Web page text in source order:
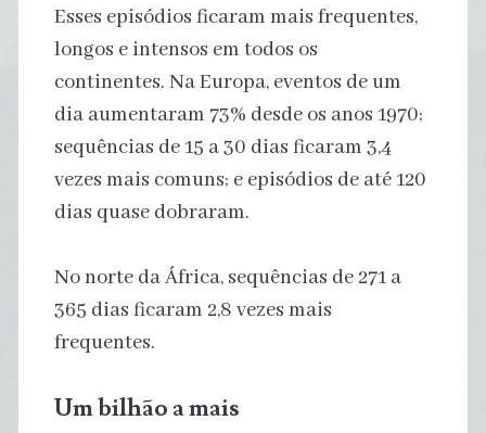
Esses episódios ficaram mais frequentes,
longos e intensos em todos os
continentes. Na Europa, eventos de um
dia aumentaram 73% desde os anos 1970;
sequências de 15 a 30 dias ficaram 3,4
vezes mais comuns; e episódios de até 120
dias quase dobraram.
No norte da África, sequências de 271 a
365 dias ficaram 2,8 vezes mais
frequentes.
Um bilhão a mais